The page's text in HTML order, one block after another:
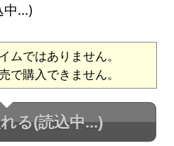
...)
ムではありません。
で購入できません。
る(読込中...)